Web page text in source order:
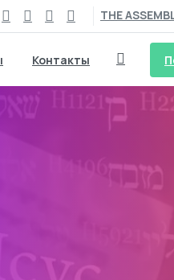
THE
Контакты